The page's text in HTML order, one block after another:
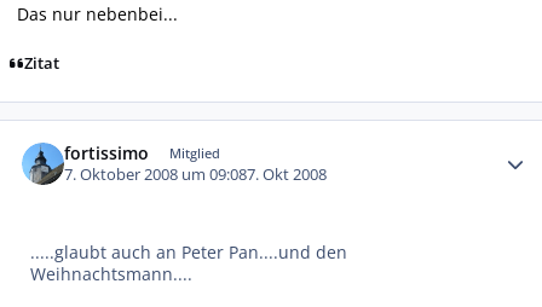
Das nur nebenbei...
Zitat
fortissimo Mitglied
7. Oktober 2008 um 09:087. Okt 2008
.....glaubt auch an Peter Pan....und den
Weihnachtsmann....